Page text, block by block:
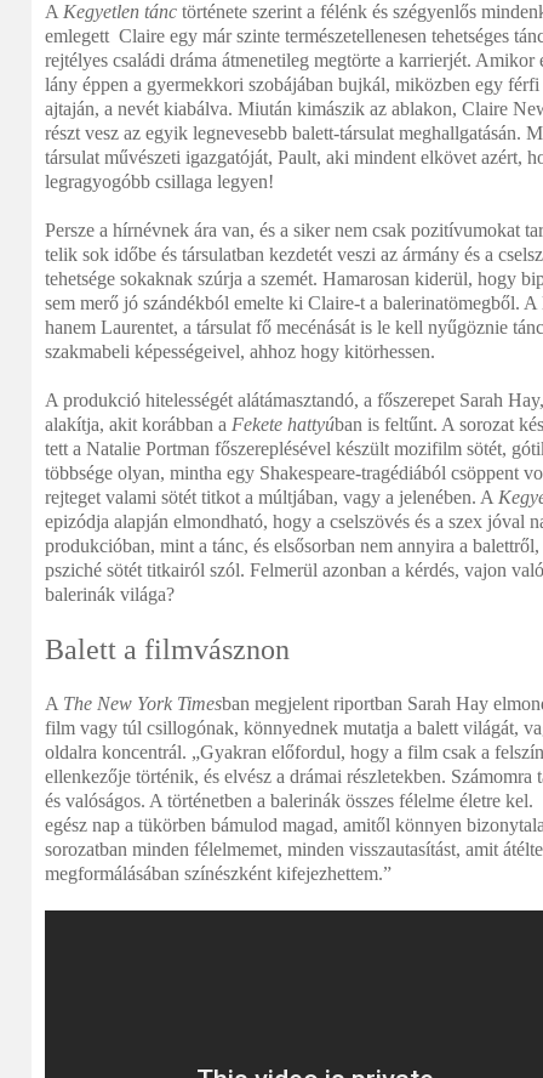
A Kegyetlen tánc története szerint a félénk és szégyenlős
emlegett Claire egy már szinte természetellenesen tehetséges
rejtélyes családi dráma átmenetileg megtörte a karrierjét.
lány éppen a gyermekkori szobájában bujkál, miközben egy
ajtaján, a nevét kiabálva. Miután kimászik az ablakon, Claire
részt vesz az egyik legnevesebb balett-társulat meghallgatásán.
társulat művészeti igazgatóját, Pault, aki mindent elkövet azért,
legragyogóbb csillaga legyen!
Persze a hírnévnek ára van, és a siker nem csak pozitívumokat
telik sok időbe és társulatban kezdetét veszi az ármány és a
tehetsége sokaknak szúrja a szemét. Hamarosan kiderül, hogy
sem merő jó szándékból emelte ki Claire-t a balerinatömegből.
hanem Laurentet, a társulat fő mecénását is le kell nyűgöznie
szakmabeli képességeivel, ahhoz hogy kitörhessen.
A produkció hitelességét alátámasztandó, a főszerepet Sarah
alakítja, akit korábban a Fekete hattyúban is feltűnt. A sorozat
tett a Natalie Portman főszereplésével készült mozifilm sötét,
többsége olyan, mintha egy Shakespeare-tragédiából csöppent
rejteget valami sötét titkot a múltjában, vagy a jelenében. A
epizódja alapján elmondható, hogy a cselszövés és a szex jóval
produkcióban, mint a tánc, és elsősorban nem annyira a
psziché sötét titkairól szól. Felmerül azonban a kérdés, vajon
balerinák világa?
Balett a filmvásznon
A The New York Timesban megjelent riportban Sarah Hay
film vagy túl csillogónak, könnyednek mutatja a balett világát,
oldalra koncentrál. „Gyakran előfordul, hogy a film csak a
ellenkezője történik, és elvész a drámai részletekben. Számomra
és valóságos. A történetben a balerinák összes félelme életre
egész nap a tükörben bámulod magad, amitől könnyen
sorozatban minden félelmemet, minden visszautasítást, amit
megformálásában színészként kifejezhettem.”